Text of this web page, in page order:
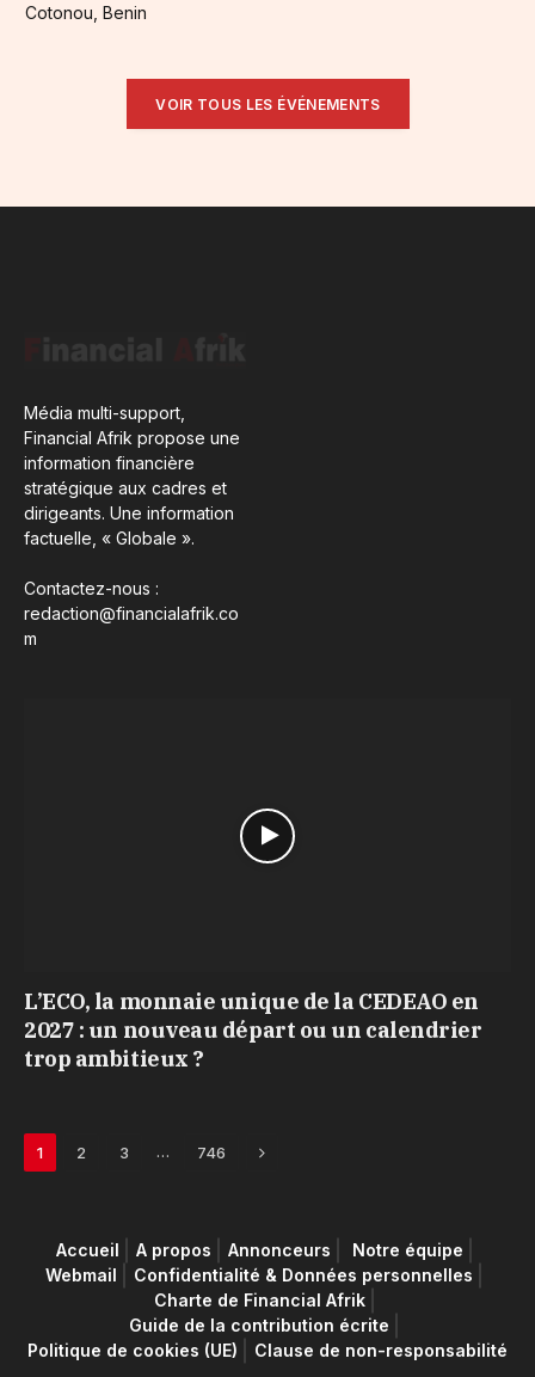
Cotonou, Benin
VOIR TOUS LES ÉVÉNEMENTS
Média multi-support,
Financial Afrik propose une
information financière
stratégique aux cadres et
dirigeants. Une information
factuelle, « Globale ».
Contactez-nous :
redaction@financialafrik.co
m
L’ECO, la monnaie unique de la CEDEAO en
2027 : un nouveau départ ou un calendrier
trop ambitieux ?
1 2 3 … 746 Next
Accueil A propos Annonceurs
Notre équipe
Webmail
Confidentialité & Données personnelles
Charte de Financial Afrik
Guide de la contribution écrite
Politique de cookies (UE)
Clause de non-responsabilité